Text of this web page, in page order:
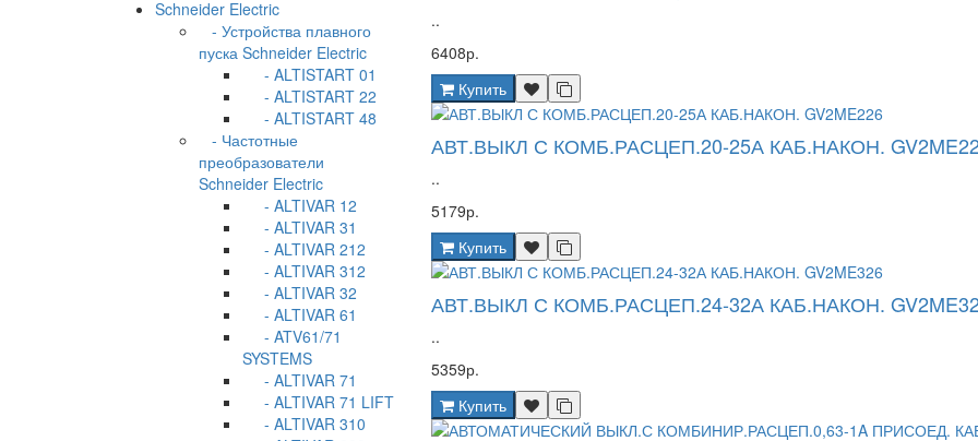
Schneider Electric
- Устройства плавного
пуска Schneider Electric
- ALTISTART 01
- ALTISTART 22
- ALTISTART 48
- Частотные
преобразователи
Schneider Electric
- ALTIVAR 12
- ALTIVAR 31
- ALTIVAR 212
- ALTIVAR 312
- ALTIVAR 32
- ALTIVAR 61
- ATV61/71
SYSTEMS
- ALTIVAR 71
- ALTIVAR 71 LIFT
- ALTIVAR 310
..
6408р.
Купить
АВТ.ВЫКЛ С КОМБ.РАСЦЕП.20-25А КАБ.НАКОН.
..
5179р.
Купить
АВТ.ВЫКЛ С КОМБ.РАСЦЕП.24-32А КАБ.НАКОН.
..
5359р.
Купить